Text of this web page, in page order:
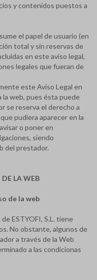
y contenidos puestos a
el papel de usuario (en
total y sin reservas de
en este aviso legal,
legales que fueran de
este Aviso Legal en
la web, pues ésta puede
se reserva el derecho a
pudiera aparecer en la
o poner en
siendo
del prestador.
LA WEB
de la web
ESTYOFI, S.L. tiene
No obstante, algunos de
a través de la Web
a las condicionas